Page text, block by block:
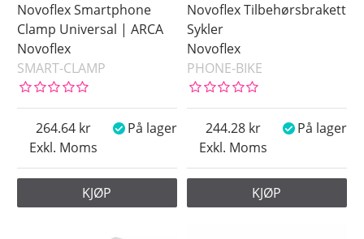
Novoflex Smartphone
Clamp Universal | ARCA
Novoflex
SMART-CLAMP
Exkl. Moms
264.64 På lager
KJØP
Novoflex Tilbehørsbrakett
Sykler
Novoflex
PHONE-BIKE
Exkl. Moms
244.28 På lager
KJØP